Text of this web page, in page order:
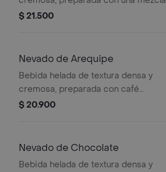
láctea de té matcha y hielo, decorada
$ 21.500
Nevado de Arequipe
Bebida helada de textura densa y
cremosa, preparada con café
espresso, arequipe, mezcla láctea,
$ 20.900
Nevado de Chocolate
Bebida helada de textura densa y